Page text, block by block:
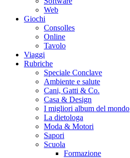
Web
Giochi
Consolles
Online
Tavolo
Viaggi
Rubriche
Speciale Conclave
Ambiente e salute
Cani, Gatti & Co.
Casa & Design
I migliori album del mondo
La dietologa
Moda & Motori
Sapori
Scuola
Formazione